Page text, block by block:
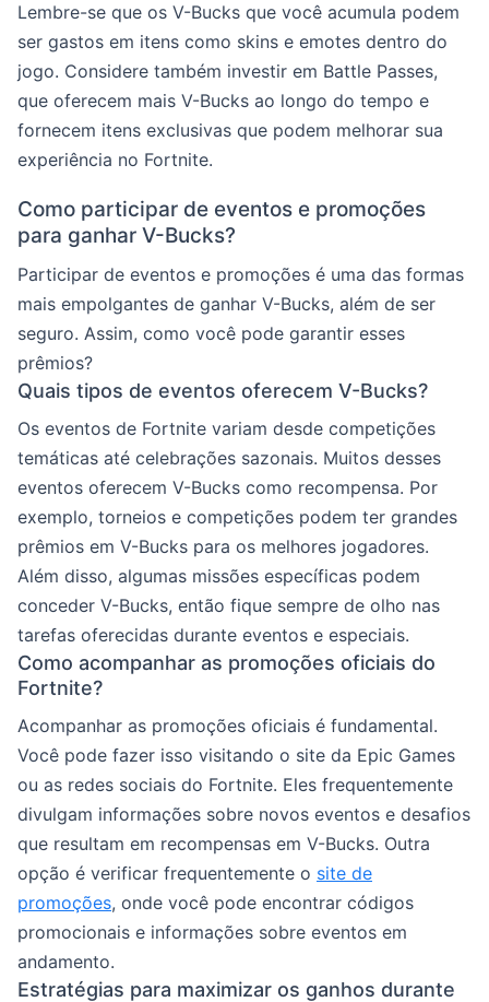
Lembre-se que os V-Bucks que você acumula podem
ser gastos em itens como skins e emotes dentro do
jogo. Considere também investir em Battle Passes,
que oferecem mais V-Bucks ao longo do tempo e
fornecem itens exclusivas que podem melhorar sua
experiência no Fortnite.
Como participar de eventos e promoções
para ganhar V-Bucks?
Participar de eventos e promoções é uma das formas
mais empolgantes de ganhar V-Bucks, além de ser
seguro. Assim, como você pode garantir esses
prêmios?
Quais tipos de eventos oferecem V-Bucks?
Os eventos de Fortnite variam desde competições
temáticas até celebrações sazonais. Muitos desses
eventos oferecem V-Bucks como recompensa. Por
exemplo, torneios e competições podem ter grandes
prêmios em V-Bucks para os melhores jogadores.
Além disso, algumas missões específicas podem
conceder V-Bucks, então fique sempre de olho nas
tarefas oferecidas durante eventos e especiais.
Como acompanhar as promoções oficiais do
Fortnite?
Acompanhar as promoções oficiais é fundamental.
Você pode fazer isso visitando o site da Epic Games
ou as redes sociais do Fortnite. Eles frequentemente
divulgam informações sobre novos eventos e desafios
que resultam em recompensas em V-Bucks. Outra
opção é verificar frequentemente o site de
promoções, onde você pode encontrar códigos
promocionais e informações sobre eventos em
andamento.
Estratégias para maximizar os ganhos durante